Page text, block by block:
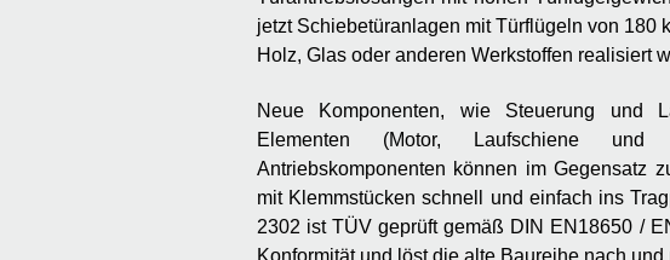
jetzt Schiebetüranlagen mit Türflügeln von 180
Holz, Glas oder anderen Werkstoffen realisiert
Neue Komponenten, wie Steuerung und
Elementen (Motor, Laufschiene und
Antriebskomponenten können im Gegensatz
mit Klemmstücken schnell und einfach ins
2302 ist TÜV geprüft gemäß DIN EN18650 /